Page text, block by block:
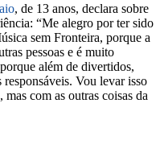
, de 13 anos, declara sobre
“Me alegro por ter sido
sem Fronteira, porque a
pessoas e é muito
além de divertidos,
Vou levar isso
com as outras coisas da